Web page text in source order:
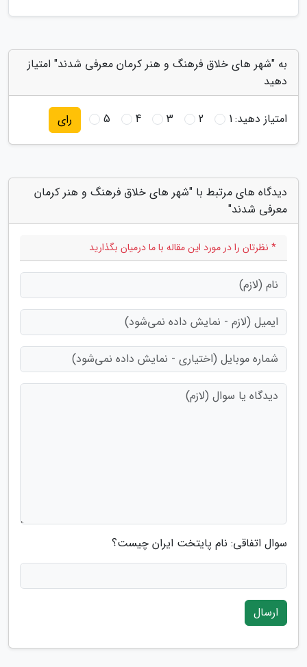
به "شهر های خلاق فرهنگ و هنر کرمان معرفی شدند" امتیاز
دهید
امتیاز دهید:1
2
3
4
5 رای
دیدگاه های مرتبط با "شهر های خلاق فرهنگ و هنر کرمان
معرفی شدند"
* نظرتان را در مورد این مقاله با ما درمیان بگذارید
سوال اتفاقی: نام پایتخت ایران چیست؟
ارسال